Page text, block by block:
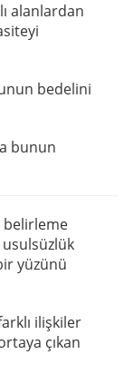
alanlardan
bedelini
bunun
belirleme
yüzünü
ilişkiler
çıkan